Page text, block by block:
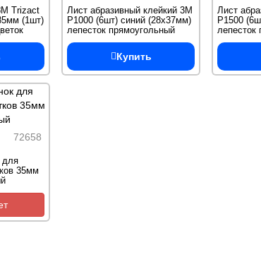
Trizact
(1шт)
Лист абразивный клейкий 3M
P1000 (6шт) синий (28х37мм)
лепесток прямоугольный
Купить
Лист
P1500
лепесток
72658
для
35мм